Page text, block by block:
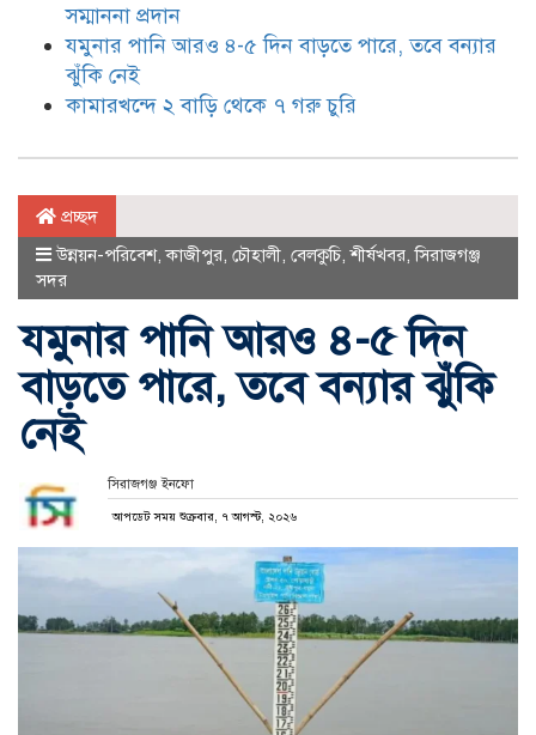
সম্মাননা প্রদান
যমুনার পানি আরও ৪-৫ দিন বাড়তে পারে, তবে বন্যার
ঝুঁকি নেই
কামারখন্দে ২ বাড়ি থেকে ৭ গরু চুরি
প্রচ্ছদ
উন্নয়ন-পরিবেশ,কাজীপুর, চৌহালী, বেলকুচি,শীর্ষখবর,সিরাজগঞ্জ
সদর
যমুনার পানি আরও ৪-৫ দিন
বাড়তে পারে, তবে বন্যার ঝুঁকি
নেই
সিরাজগঞ্জ ইনফো
আপডেট সময় শুক্রবার, ৭ আগস্ট, ২০২৬